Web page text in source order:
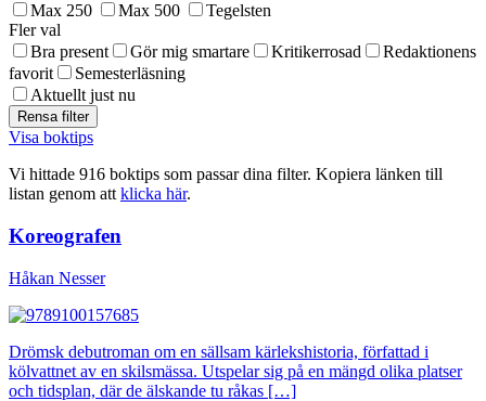
Max 250
Max 500
Tegelsten
Fler val
Bra present
Gör mig smartare Kritikerrosad
Redaktionens
favorit
Semesterläsning
Aktuellt just nu
Visa boktips
Vi hittade 916 boktips som passar dina filter. Kopiera länken till
listan genom att klicka här.
Koreografen
Håkan Nesser
Drömsk debutroman om en sällsam kärlekshistoria, författad i
kölvattnet av en skilsmässa. Utspelar sig på en mängd olika platser
och tidsplan, där de älskande tu råkas […]